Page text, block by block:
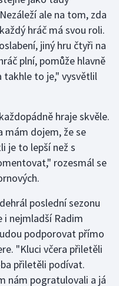
ale na tom, zda
hráč má svou roli.
jiný hru čtyři na
plní, pomůže hlavně
takhle to je," vysvětlil
hraje skvěle.
mám dojem, že se
je to lepší než s
rozesmál se
poslední sezonu
i nejmladší Radim
podporovat přímo
"Kluci včera přiletěli
přiletěli podívat.
nám pogratulovali a já